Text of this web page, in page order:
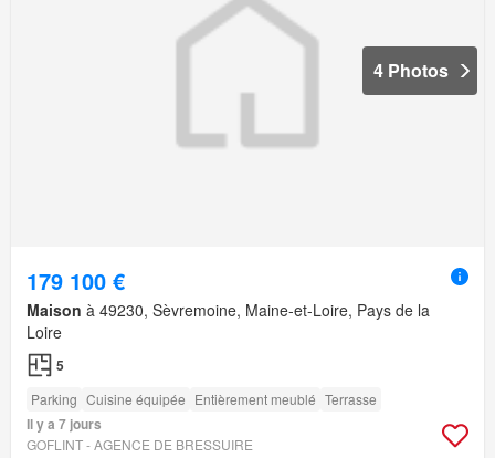
4 Photos
179 100 €
Maison à 49230, Sèvremoine, Maine-et-Loire, Pays de la
Loire
5
Parking Cuisine équipée Entièrement meublé Terrasse
Il y a 7 jours
GOFLINT - AGENCE DE BRESSUIRE